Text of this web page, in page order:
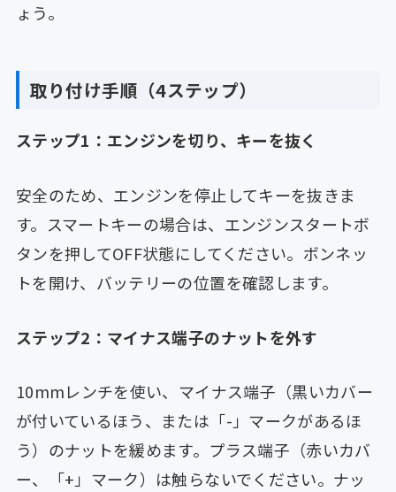
ょう。
取り付け手順（4ステップ）
ステップ1：エンジンを切り、キーを抜く
安全のため、エンジンを停止してキーを抜きま
す。スマートキーの場合は、エンジンスタートボ
タンを押してOFF状態にしてください。ボンネッ
トを開け、バッテリーの位置を確認します。
ステップ2：マイナス端子のナットを外す
10mmレンチを使い、マイナス端子（黒いカバー
が付いているほう、または「-」マークがあるほ
う）のナットを緩めます。プラス端子（赤いカバ
ー、「+」マーク）は触らないでください。ナッ